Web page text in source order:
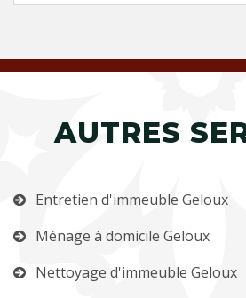
AUTRES
Entretien d'immeuble Geloux
Ménage à domicile Geloux
Nettoyage d'immeuble Geloux